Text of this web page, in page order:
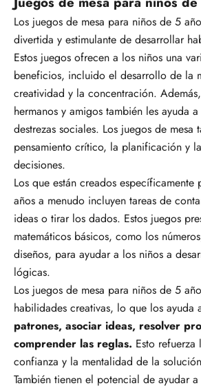
Los juegos de mesa para niños de 5
divertida y estimulante de desarrollar
Estos juegos ofrecen a los niños una
beneficios, incluido el desarrollo de la
creatividad y la concentración.
hermanos y amigos también les ayuda
destrezas sociales. Los juegos de mesa
pensamiento crítico, la planificación y
decisiones.
Los que están creados
años a menudo incluyen tareas de
ideas o tirar los dados. Estos juegos
matemáticos básicos, como los
diseños, para ayudar a los niños a
lógicas.
Los juegos de mesa para niños de 5
habilidades creativas, lo que los ayuda
patrones, asociar ideas, resolver
comprender las reglas. Esto refuerza
confianza y la mentalidad de la
También tienen el potencial de ayudar